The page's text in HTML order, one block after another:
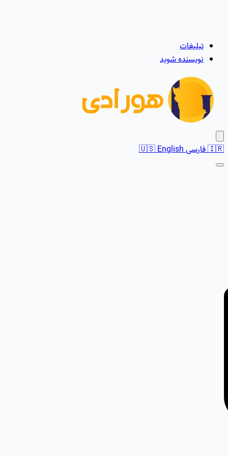
تبلیغات
نویسنده شوید
🇮🇷فارسی 🇺🇸English